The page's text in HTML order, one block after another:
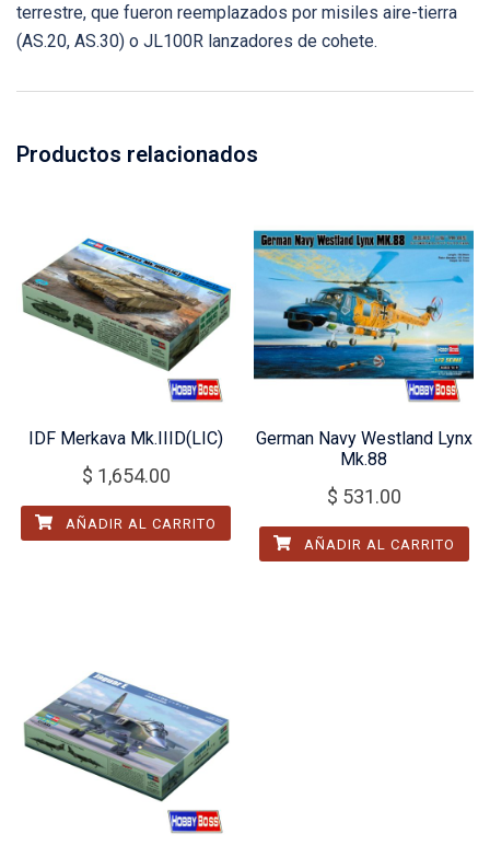
terrestre, que fueron reemplazados por misiles aire-tierra
(AS.20, AS.30) o JL100R lanzadores de cohete.
Productos relacionados
IDF Merkava Mk.IIID(LIC)
$ 1,654.00
AÑADIR AL CARRITO
German Navy Westland Lynx
Mk.88
$ 531.00
AÑADIR AL CARRITO